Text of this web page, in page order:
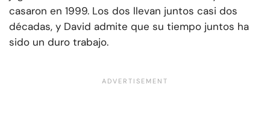
casaron en 1999. Los dos llevan juntos casi dos
décadas, y David admite que su tiempo juntos ha
sido un duro trabajo.